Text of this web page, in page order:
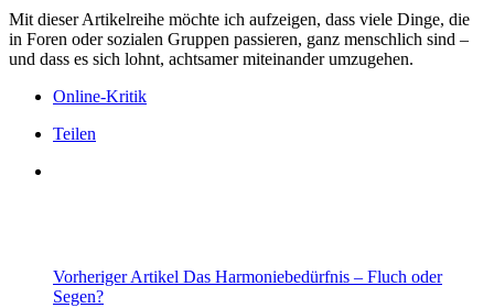
Mit dieser Artikelreihe möchte ich aufzeigen, dass viele Dinge, die
in Foren oder sozialen Gruppen passieren, ganz menschlich sind –
und dass es sich lohnt, achtsamer miteinander umzugehen.
Online-Kritik
Teilen
Vorheriger Artikel Das Harmoniebedürfnis – Fluch oder
Segen?